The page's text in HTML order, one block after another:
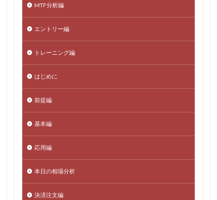
MTF分析編
エントリー編
トレーニング編
はじめに
前提編
基本編
応用編
本日の相場分析
決済注文編